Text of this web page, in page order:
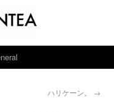
ハリケーン。 →